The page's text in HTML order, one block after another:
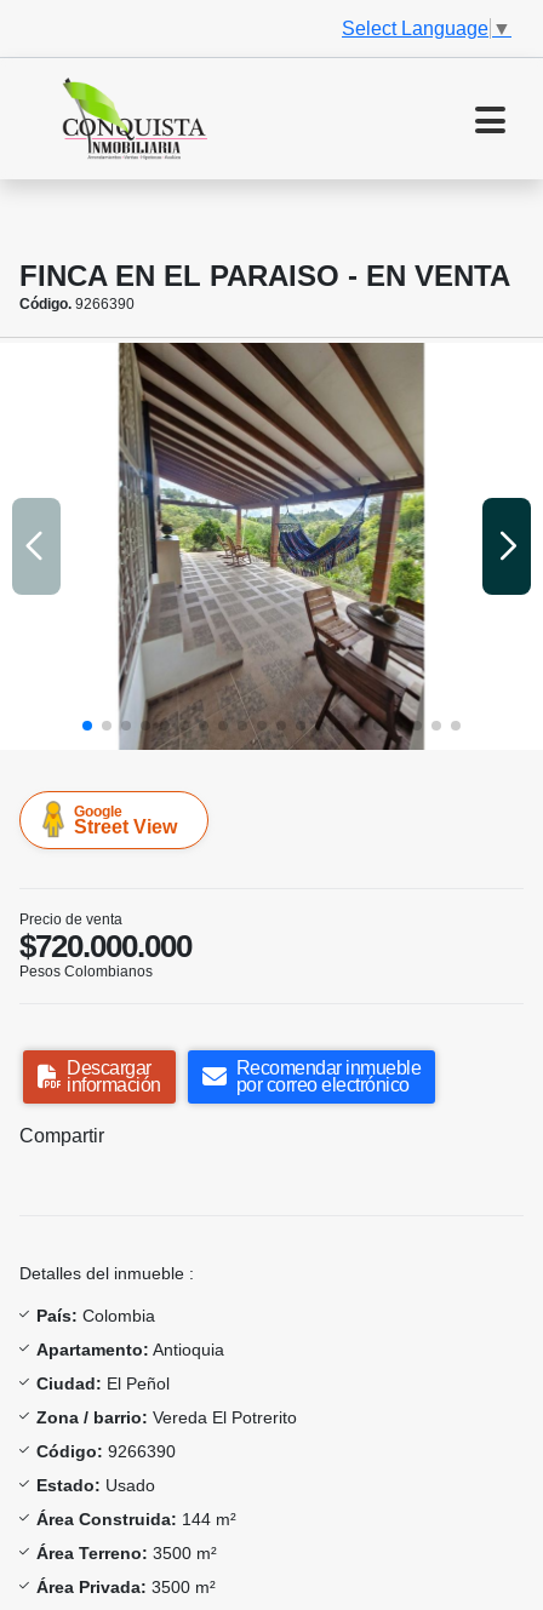
Select Language ▼
FINCA EN EL PARAISO - EN VENTA
Código. 9266390
Google
Street View
Precio de venta
$720.000.000
Pesos Colombianos
Descargar
información
Recomendar inmueble
por correo electrónico
Compartir
Detalles del inmueble :
País: Colombia
Apartamento: Antioquia
Ciudad: El Peñol
Zona / barrio: Vereda El Potrerito
Código: 9266390
Estado: Usado
Área Construida: 144 m²
Área Terreno: 3500 m²
Área Privada: 3500 m²